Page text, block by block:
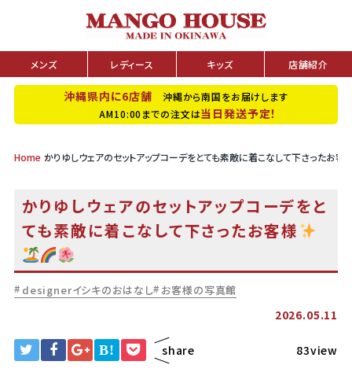
メンズ レディース キッズ 店舗紹介
沖縄県内に6店舗 沖縄から南国をお届けします
AM10:00までの注文は当日発送予定！
Home かりゆしウェアのセットアップコーデをとても素敵に着こなして下さったお客
かりゆしウェアのセットアップコーデをと
ても素敵に着こなして下さったお客様
designerイシキのおはなし お客様の写真館
2026.05.11
B! share 83view